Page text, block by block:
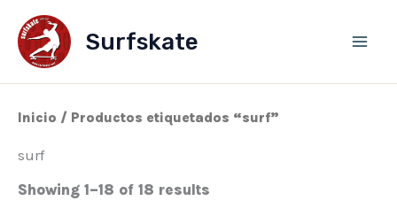
contenido
Surfskate
Inicio / Productos etiquetados “surf”
surf
Showing 1–18 of 18 results